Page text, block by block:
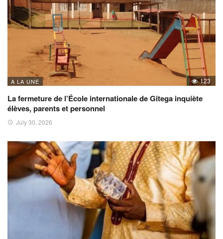
A LA UNE 123
La fermeture de l’École internationale de Gitega inquiète
élèves, parents et personnel
July 30, 2026